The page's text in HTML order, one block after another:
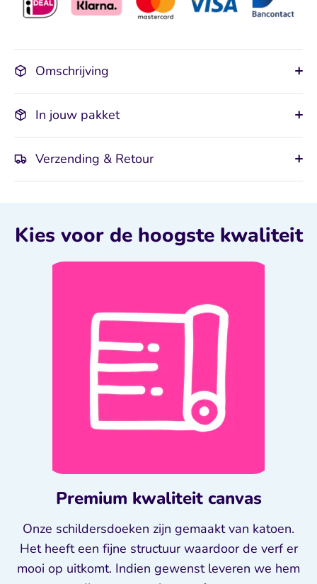
Omschrijving
In jouw pakket
Verzending & Retour
Kies voor de hoogste kwaliteit
Premium kwaliteit canvas
Onze schildersdoeken zijn gemaakt van katoen.
Het heeft een fijne structuur waardoor de verf er
mooi op uitkomt. Indien gewenst leveren we hem